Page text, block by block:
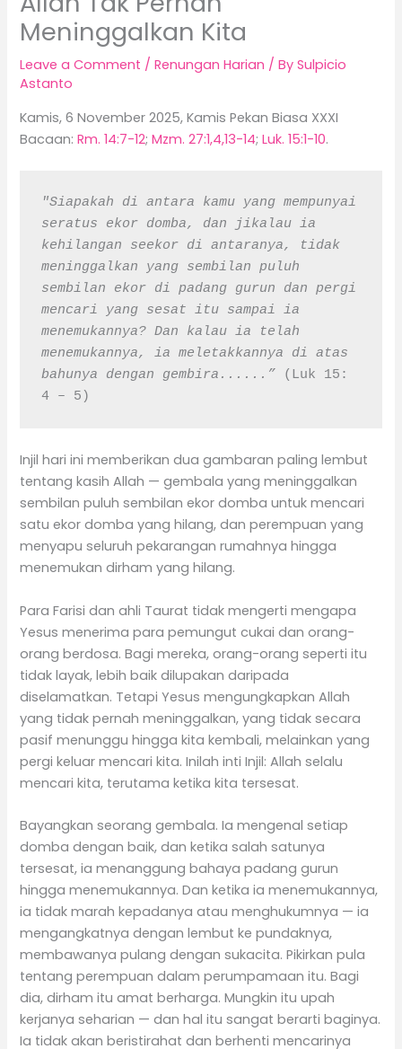
Meninggalkan Kita
Leave a Comment /Renungan Harian / BySulpicio
Astanto
Kamis, 6 November 2025, Kamis Pekan Biasa XXXI
Bacaan:Rm. 14:7-12;Mzm. 27:1,4,13-14;Luk. 15:1-10.
"Siapakah di antara kamu yang mempunyai
seratus ekor domba, dan jikalau ia
kehilangan seekor di antaranya, tidak
meninggalkan yang sembilan puluh
sembilan ekor di padang gurun dan pergi
mencari yang sesat itu sampai ia
menemukannya? Dan kalau ia telah
menemukannya, ia meletakkannya di atas
bahunya dengan gembira......”
(Luk 15:
4 – 5)
Injil hari ini memberikan dua gambaran paling lembut
tentang kasih Allah — gembala yang meninggalkan
sembilan puluh sembilan ekor domba untuk mencari
satu ekor domba yang hilang, dan perempuan yang
menyapu seluruh pekarangan rumahnya hingga
menemukan dirham yang hilang.
Para Farisi dan ahli Taurat tidak mengerti mengapa
Yesus menerima para pemungut cukai dan orang-
orang berdosa. Bagi mereka, orang-orang seperti itu
tidak layak, lebih baik dilupakan daripada
diselamatkan. Tetapi Yesus mengungkapkan Allah
yang tidak pernah meninggalkan, yang tidak secara
pasif menunggu hingga kita kembali, melainkan yang
pergi keluar mencari kita. Inilah inti Injil: Allah selalu
mencari kita, terutama ketika kita tersesat.
Bayangkan seorang gembala. Ia mengenal setiap
domba dengan baik, dan ketika salah satunya
tersesat, ia menanggung bahaya padang gurun
hingga menemukannya. Dan ketika ia menemukannya,
ia tidak marah kepadanya atau menghukumnya — ia
mengangkatnya dengan lembut ke pundaknya,
membawanya pulang dengan sukacita. Pikirkan pula
tentang perempuan dalam perumpamaan itu. Bagi
dia, dirham itu amat berharga. Mungkin itu upah
kerjanya seharian — dan hal itu sangat berarti baginya.
Ia tidak akan beristirahat dan berhenti mencarinya